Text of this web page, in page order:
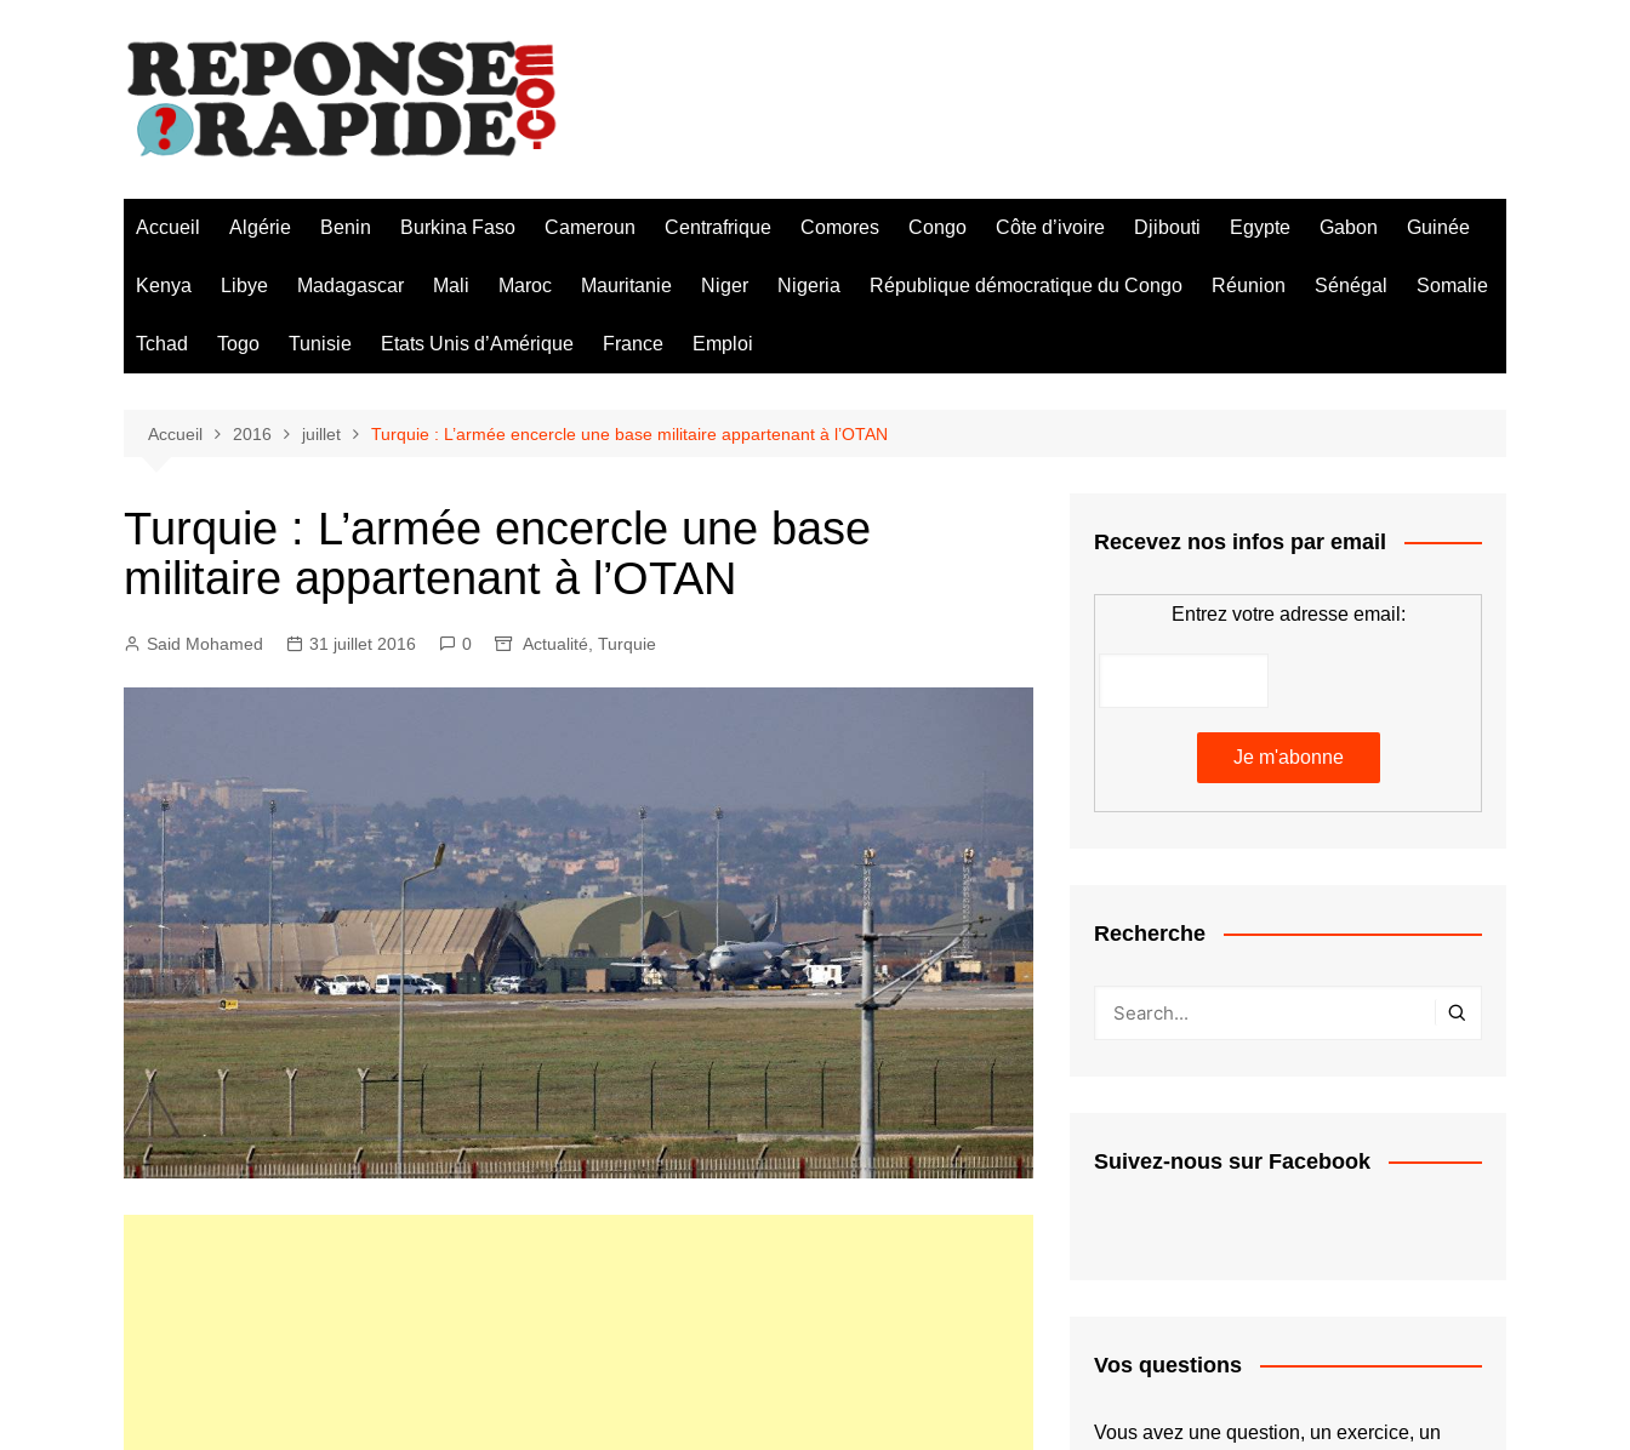
Accueil Algérie Benin Burkina Faso Cameroun Centrafrique Comores Congo Côte d’ivoire Djibouti Egypte Gabon Guinée
Kenya Libye Madagascar Mali Maroc Mauritanie Niger Nigeria République démocratique du Congo Réunion Sénégal Somalie
Tchad Togo Tunisie Etats Unis d’Amérique France Emploi
Accueil 2016 juillet Turquie : L’armée encercle une base militaire appartenant à l’OTAN
Turquie : L’armée encercle une base
militaire appartenant à l’OTAN
Said Mohamed 31 juillet 2016 0 Actualité Turquie
Recevez nos infos par email
Entrez votre adresse email:
Recherche
Suivez-nous sur Facebook
Vos questions
Vous avez une question, un exercice, un